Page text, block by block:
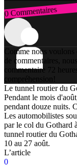
0 Commentaires
Connexion
Comme nous voulons
de commentaires,
commentaire 72
compréhension!
Le tunnel routier du
Pendant le mois
pendant douze nuits.
Les automobilistes
par le col du Gothard
tunnel routier du
10 au 27 août.
L’article
0